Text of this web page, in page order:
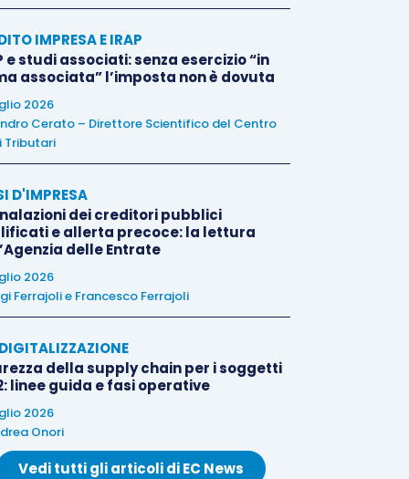
IMPRESA E IRAP
e studi associati: senza esercizio “in
associata” l’imposta non è dovuta
2026
Cerato – Direttore Scientifico del Centro
Tributari
D'IMPRESA
dei creditori pubblici
e allerta precoce: la lettura
delle Entrate
2026
Ferrajolie Francesco Ferrajoli
della supply chain per i soggetti
linee guida e fasi operative
2026
Onori
Vedi tutti gli articoli di EC News